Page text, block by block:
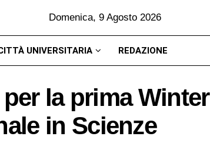
Domenica, 9 Agosto 2026
UNIVERSITARIA REDAZIONE
la prima Winter
in Scienze